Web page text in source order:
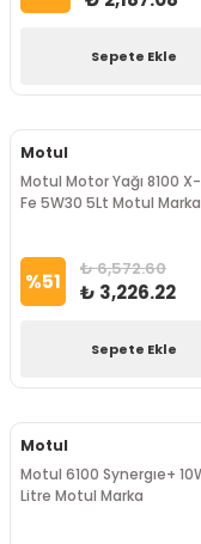
Sepete Ekle
Motul
Motul Motor Yağı 8100
Fe 5W30 5Lt Motul Marka
%51 ₺ 6,572.60
₺ 3,226.22
Sepete Ekle
Motul
Motul 6100 Synergıe+
Litre Motul Marka